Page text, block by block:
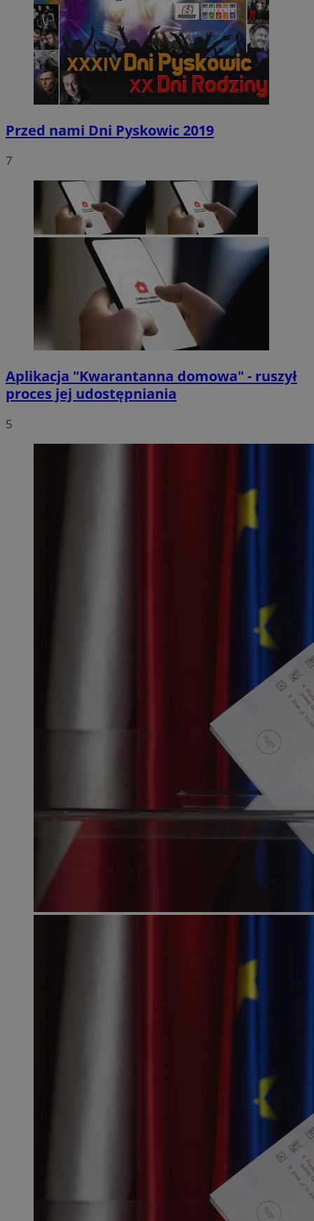
Przed nami Dni Pyskowic 2019
7
Aplikacja "Kwarantanna domowa" - ruszył
proces jej udostępniania
5